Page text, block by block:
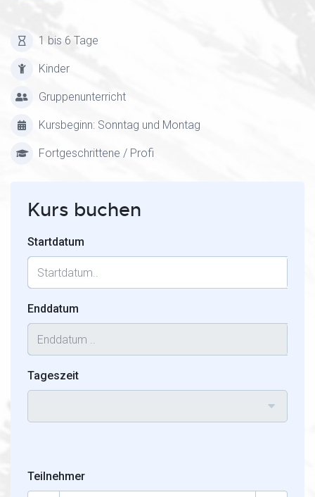
1 bis 6 Tage
Kinder
Gruppenunterricht
Kursbeginn: Sonntag und Montag
Fortgeschrittene / Profi
Kurs buchen
Startdatum
Enddatum
Tageszeit
Teilnehmer